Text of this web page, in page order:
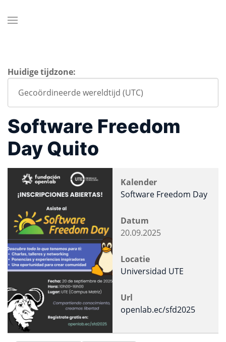
Huidige tijdzone:
Software Freedom
Day Quito
Kalender
Software Freedom Day
Datum
20.09.2025
Locatie
Universidad UTE
Url
openlab.ec/sfd2025